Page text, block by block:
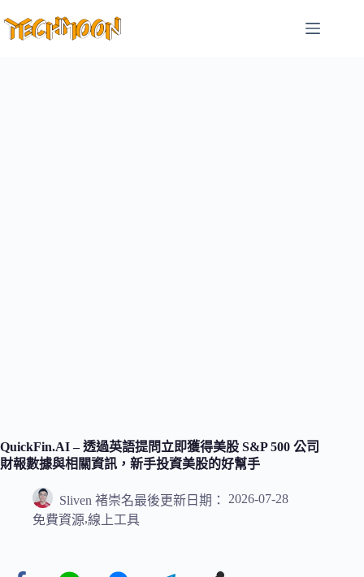
至
QuickFin.AI – 透過英語提問立即獲得美股 S&P 500 公司
財報數據與相關資訊，新手投資美股的好幫手
Sliven 褚崇名最後更新日期：
2026-07-28
免費資源,線上工具